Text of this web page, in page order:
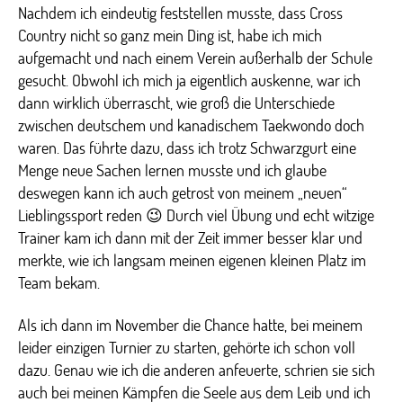
Nachdem ich eindeutig feststellen musste, dass Cross
Country nicht so ganz mein Ding ist, habe ich mich
aufgemacht und nach einem Verein außerhalb der Schule
gesucht. Obwohl ich mich ja eigentlich auskenne, war ich
dann wirklich überrascht, wie groß die Unterschiede
zwischen deutschem und kanadischem Taekwondo doch
waren. Das führte dazu, dass ich trotz Schwarzgurt eine
Menge neue Sachen lernen musste und ich glaube
deswegen kann ich auch getrost von meinem „neuen“
Lieblingssport reden 😉 Durch viel Übung und echt witzige
Trainer kam ich dann mit der Zeit immer besser klar und
merkte, wie ich langsam meinen eigenen kleinen Platz im
Team bekam.
Als ich dann im November die Chance hatte, bei meinem
leider einzigen Turnier zu starten, gehörte ich schon voll
dazu. Genau wie ich die anderen anfeuerte, schrien sie sich
auch bei meinen Kämpfen die Seele aus dem Leib und ich